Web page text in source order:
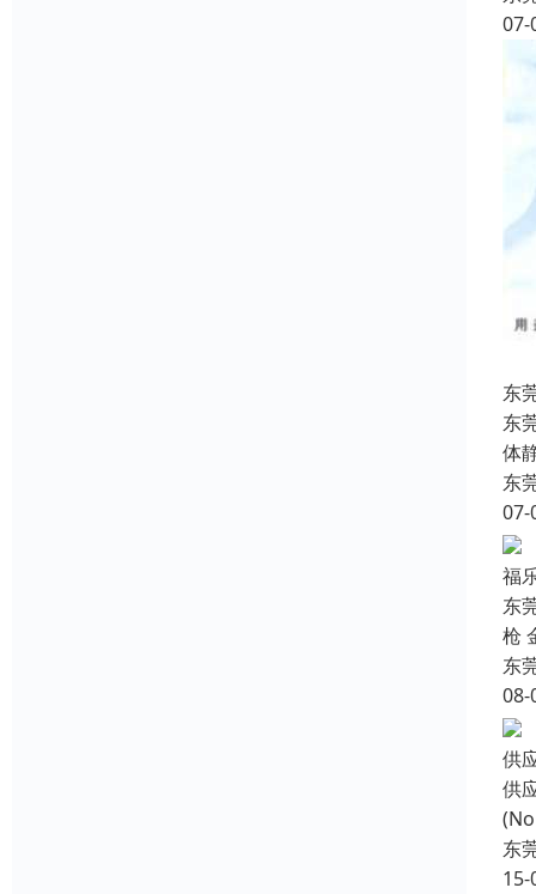
07-
东
东
体
东
07-
福
东
枪
东
08-
供
供
东
15-